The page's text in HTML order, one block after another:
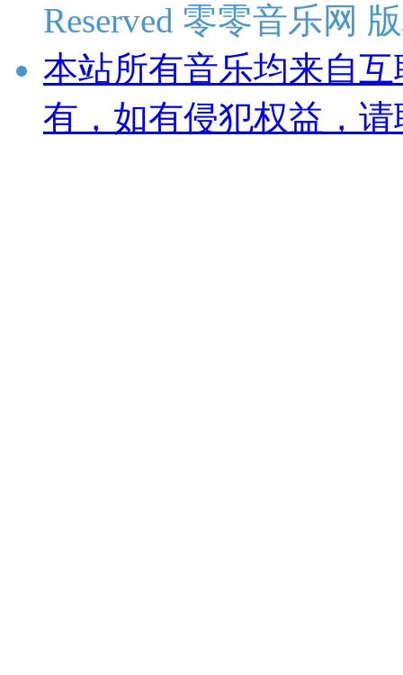
Reserved 零零音乐网
本站所有音乐均来自
有，如有侵犯权益，